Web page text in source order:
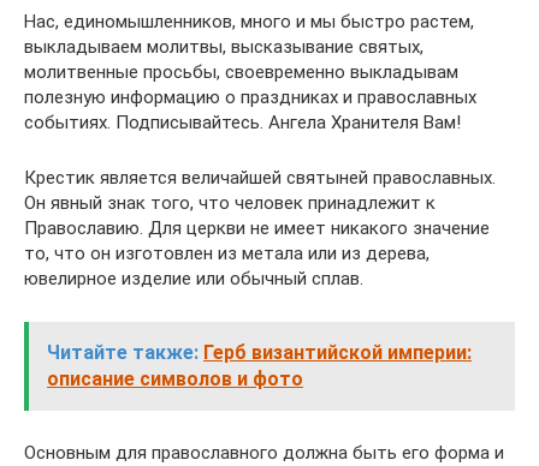
Нас, единомышленников, много и мы быстро растем,
выкладываем молитвы, высказывание святых,
молитвенные просьбы, своевременно выкладывам
полезную информацию о праздниках и православных
событиях. Подписывайтесь. Ангела Хранителя Вам!
Крестик является величайшей святыней православных.
Он явный знак того, что человек принадлежит к
Православию. Для церкви не имеет никакого значение
то, что он изготовлен из метала или из дерева,
ювелирное изделие или обычный сплав.
Читайте также: Герб византийской империи:
описание символов и фото
Основным для православного должна быть его форма и